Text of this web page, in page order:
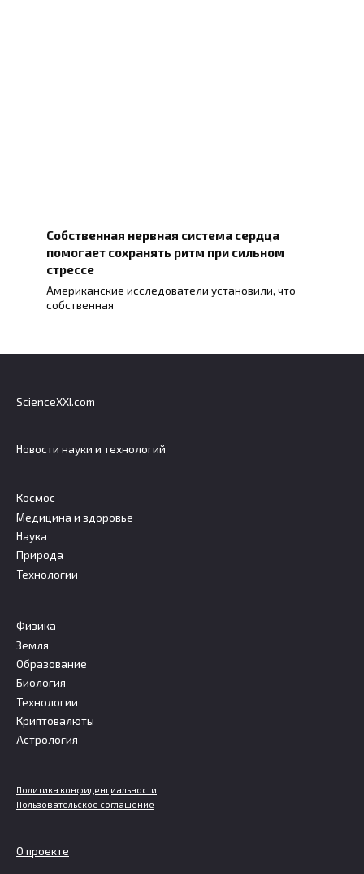
Собственная нервная система сердца
помогает сохранять ритм при сильном
стрессе
Американские исследователи установили, что
собственная
ScienceXXI.com
Новости науки и технологий
Космос
Медицина и здоровье
Наука
Природа
Технологии
Физика
Земля
Образование
Биология
Технологии
Криптовалюты
Астрология
Политика конфиденциальности
Пользовательское соглашение
О проекте